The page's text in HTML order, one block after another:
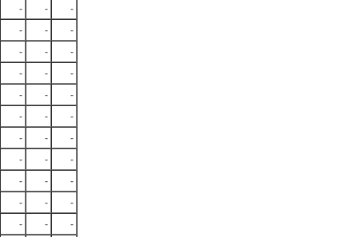
- -
-
- -
-
- -
-
- -
-
- -
-
- -
-
- -
-
- -
-
- -
-
- -
-
- -
-